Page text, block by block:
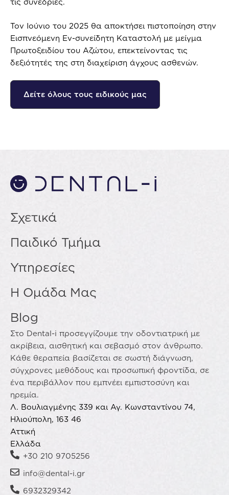
τις συνεδρίες.
Τον Ιούνιο του 2025 θα αποκτήσει πιστοποίηση στην
Εισπνεόμενη Εν-συνείδητη Καταστολή με μείγμα
Πρωτοξειδίου του Αζώτου, επεκτείνοντας τις
δεξιότητές της στη διαχείριση άγχους ασθενών.
Δείτε όλους τους ειδικούς μας
Σχετικά
Παιδικό Τμήμα
Υπηρεσίες
Η Ομάδα Μας
Blog
Στο Dental-i προσεγγίζουμε την οδοντιατρική με
ακρίβεια, αισθητική και σεβασμό στον άνθρωπο.
Κάθε θεραπεία βασίζεται σε σωστή διάγνωση,
σύγχρονες μεθόδους και προσωπική φροντίδα, σε
ένα περιβάλλον που εμπνέει εμπιστοσύνη και
ηρεμία.
Λ. Βουλιαγμένης 339 και Αγ. Κωνσταντίνου 74,
Ηλιούπολη, 163 46
Αττική
Ελλάδα
+30 210 9705256
info@dental-i.gr
6932329342